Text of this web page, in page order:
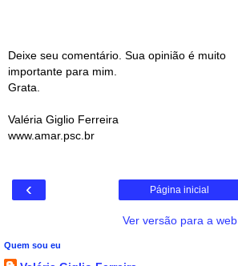
Deixe seu comentário. Sua opinião é muito
importante para mim.
Grata.
Valéria Giglio Ferreira
www.amar.psc.br
‹ Página inicial
Ver versão para a web
Quem sou eu